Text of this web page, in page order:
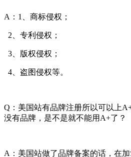
A：1、商标侵权；
2、专利侵权；
3、版权侵权；
4、盗图侵权等。
Q：美国站有品牌注册所以可以上
没有品牌，是不是就不能用A+了？
A：美国站做了品牌备案的话，在